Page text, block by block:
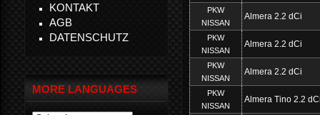
PKW
NISSAN
Almera 2.2 dCi
PKW
NISSAN
Almera 2.2 dCi
PKW
NISSAN
Almera 2.2 dCi
PKW
NISSAN
Almera Tino 2.2
KONTAKT
AGB
DATENSCHUTZ
MORE LANGUAGES